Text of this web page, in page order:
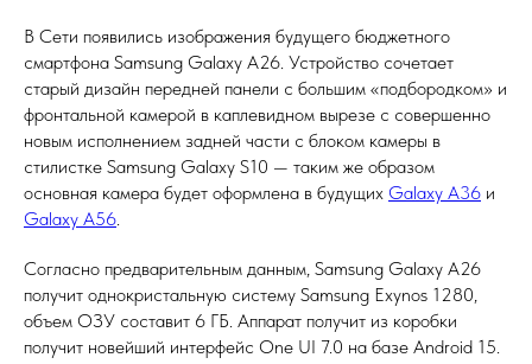
В Сети появились изображения будущего бюджетного
смартфона Samsung Galaxy A26. Устройство сочетает
старый дизайн передней панели с большим «подбородком» и
фронтальной камерой в каплевидном вырезе с совершенно
новым исполнением задней части с блоком камеры в
стилистке Samsung Galaxy S10 — таким же образом
основная камера будет оформлена в будущих Galaxy A36 и
Galaxy A56.
Согласно предварительным данным, Samsung Galaxy A26
получит однокристальную систему Samsung Exynos 1280,
объем ОЗУ составит 6 ГБ. Аппарат получит из коробки
получит новейший интерфейс One UI 7.0 на базе Android 15.